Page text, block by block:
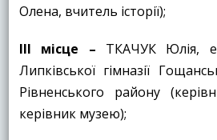
Олена, вчитель історії);
ІІІ місце – ТКАЧУК Юлія,
Липківської гімназії
Рівненського району
керівник музею);